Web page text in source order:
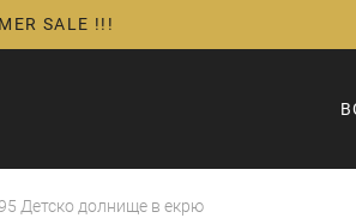
SALE !!!
Детско долнище в екрю